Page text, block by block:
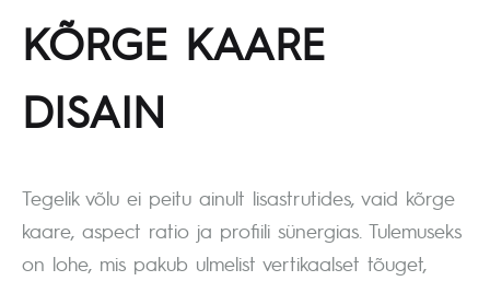
KÕRGE KAARE
DISAIN
Tegelik võlu ei peitu ainult lisastrutides, vaid kõrge
kaare, aspect ratio ja profiili sünergias. Tulemuseks
on lohe, mis pakub ulmelist vertikaalset tõuget,